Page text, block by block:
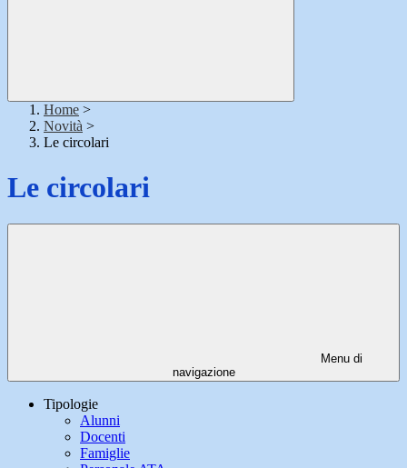
Home >
Novità >
Le circolari
Le circolari
Menu di
navigazione
Tipologie
Alunni
Docenti
Famiglie